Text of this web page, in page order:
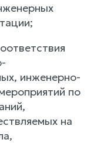
инженерно-
по
на